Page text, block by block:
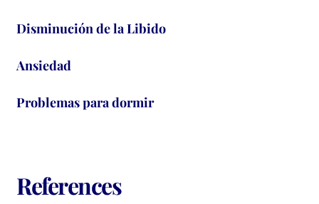
Disminución de la Libido
Ansiedad
Problemas para dormir
References